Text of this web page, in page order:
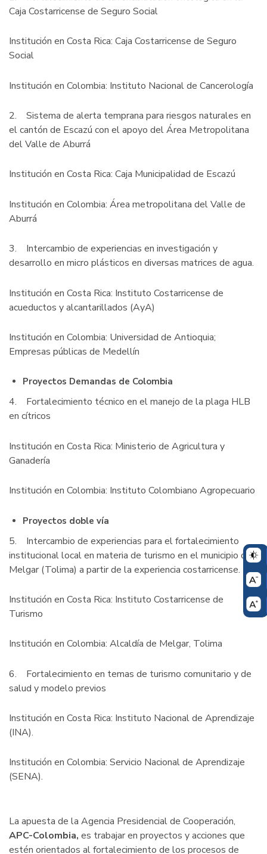
Caja Costarricense de Seguro Social
Institución en Costa Rica: Caja Costarricense de Seguro
Social
Institución en Colombia: Instituto Nacional de Cancerología
2. Sistema de alerta temprana para riesgos naturales en
el cantón de Escazú con el apoyo del Área Metropolitana
del Valle de Aburrá
Institución en Costa Rica: Caja Municipalidad de Escazú
Institución en Colombia: Área metropolitana del Valle de
Aburrá
3. Intercambio de experiencias en investigación y
desarrollo en micro plásticos en diversas matrices de agua.
Institución en Costa Rica: Instituto Costarricense de
acueductos y alcantarillados (AyA)
Institución en Colombia: Universidad de Antioquia;
Empresas públicas de Medellín
Proyectos Demandas de Colombia
4. Fortalecimiento técnico en el manejo de la plaga HLB
en cítricos
Institución en Costa Rica: Ministerio de Agricultura y
Ganadería
Institución en Colombia: Instituto Colombiano Agropecuario
Proyectos doble vía
5. Intercambio de experiencias para el fortalecimiento
institucional local en materia de turismo en el municipio de
Melgar (Tolima) a partir de la experiencia costarricense.
Institución en Costa Rica: Instituto Costarricense de
Turismo
Institución en Colombia: Alcaldía de Melgar, Tolima
6. Fortalecimiento en temas de turismo comunitario y de
salud y modelo previos
Institución en Costa Rica: Instituto Nacional de Aprendizaje
(INA).
Institución en Colombia: Servicio Nacional de Aprendizaje
(SENA).
La apuesta de la Agencia Presidencial de Cooperación,
APC-Colombia, es trabajar en proyectos y acciones que
estén orientados al fortalecimiento de los procesos de